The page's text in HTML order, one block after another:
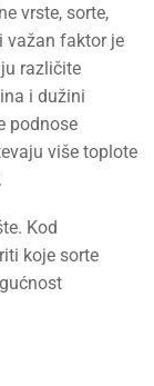
vrste, sorte,
važan faktor je
različite
i dužini
podnose
više toplote
Kod
koje sorte